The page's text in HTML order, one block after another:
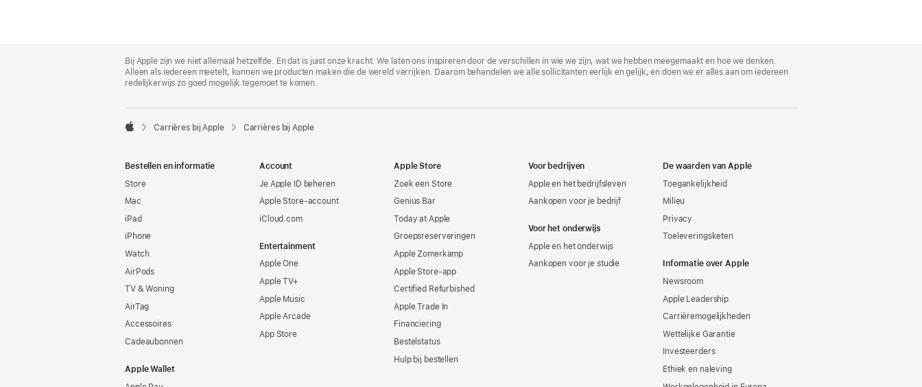
Footer
Bij Apple zijn we niet allemaal hetzelfde. En dat is juist onze kracht. We laten ons inspireren door de verschillen in wie we zijn, wat we hebben meegemaakt en hoe we denken.
Alleen als iedereen meetelt, kunnen we producten maken die de wereld verrijken. Daarom behandelen we alle sollicitanten eerlijk en gelijk, en doen we er alles aan om iedereen
redelijkerwijs zo goed mogelijk tegemoet te komen.

Carrières bij Apple Carrières bij Apple
Bestellen en informatie
Store
Mac
iPad
iPhone
Watch
AirPods
TV & Woning
AirTag
Accessoires
Cadeaubonnen
Apple Wallet
Account
Je Apple ID beheren
Apple Store-account
iCloud.com
Entertainment
Apple One
Apple TV+
Apple Music
Apple Arcade
App Store
Apple Store
Zoek een Store
Genius Bar
Today at Apple
Groepsreserveringen
Apple Zomerkamp
Apple Store-app
Certified Refurbished
Apple Trade In
Financiering
Bestelstatus
Hulp bij bestellen
Voor bedrijven
Apple en het bedrijfsleven
Aankopen voor je bedrijf
Voor het onderwijs
Apple en het onderwijs
Aankopen voor je studie
De waarden van Apple
Toegankelijkheid
Milieu
Privacy
Toeleveringsketen
Informatie over Apple
Newsroom
Apple Leadership
Carrièremogelijkheden
Wettelijke Garantie
Investeerders
Ethiek en naleving